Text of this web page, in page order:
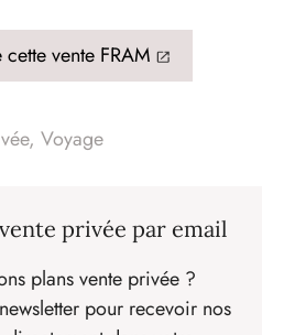
cette vente FRAM
, Voyage
privée par email
plans vente privée ?
pour recevoir nos